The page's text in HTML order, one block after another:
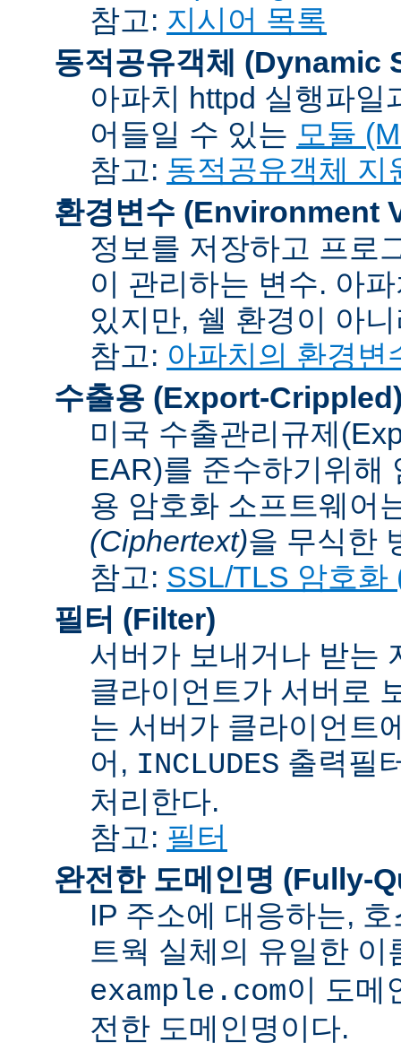
참고: 지시어 목록
동적공유객체 (Dynamic
아파치 httpd 실행파일
어들일 수 있는 모듈
참고: 동적공유객체 지
환경변수 (Environment
정보를 저장하고 프로
이 관리하는 변수. 아
있지만, 쉘 환경이 아
참고: 아파치의 환경변
수출용 (Export-
미국 수출관리규제
EAR)를 준수하기위해
용 암호화 소프트웨어
(Ciphertext)을 무식한
참고: SSL/TLS 암호화
필터 (Filter)
서버가 보내거나 받는
클라이언트가 서버로
는 서버가 클라이언트
어, INCLUDES 출력필
처리한다.
참고: 필터
완전한 도메인명 (Fully-
IP 주소에 대응하는,
트웍 실체의 유일한
example.com이 도메
전한 도메인명이다.